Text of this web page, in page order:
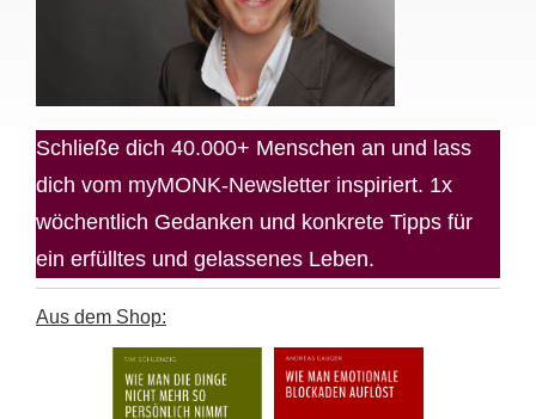
Schließe dich 40.000+ Menschen an und lass
dich vom myMONK-Newsletter inspiriert. 1x
wöchentlich Gedanken und konkrete Tipps für
ein erfülltes und gelassenes Leben.
Aus dem Shop: